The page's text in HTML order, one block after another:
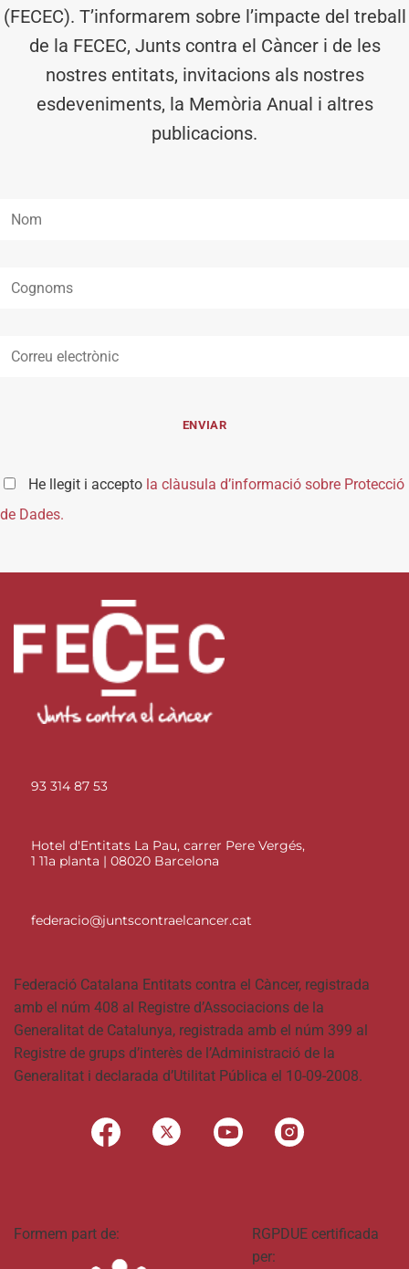
(FECEC). T’informarem sobre l’impacte del treball
de la FECEC, Junts contra el Càncer i de les
nostres entitats, invitacions als nostres
esdeveniments, la Memòria Anual i altres
publicacions.
He llegit i accepto la clàusula d’informació sobre Protecció
de Dades.
93 314 87 53
Hotel d'Entitats La Pau, carrer Pere Vergés,
1 11a planta | 08020 Barcelona
federacio@juntscontraelcancer.cat
Federació Catalana Entitats contra el Càncer, registrada
amb el núm 408 al Registre d’Associacions de la
Generalitat de Catalunya, registrada amb el núm 399 al
Registre de grups d’interès de l’Administració de la
Generalitat i declarada d’Utilitat Pública el 10-09-2008.
Formem part de:
RGPDUE certificada
per: